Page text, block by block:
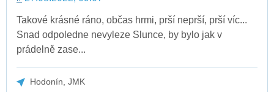
Takové krásné ráno, občas hrmi, prší neprší, prší víc...
Snad odpoledne nevyleze Slunce, by bylo jak v
prádelně zase...
Hodonín, JMK